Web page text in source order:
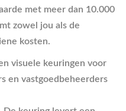
met meer dan 10.000
zowel jou als de
kosten.
visuele keuringen voor
en vastgoedbeheerders